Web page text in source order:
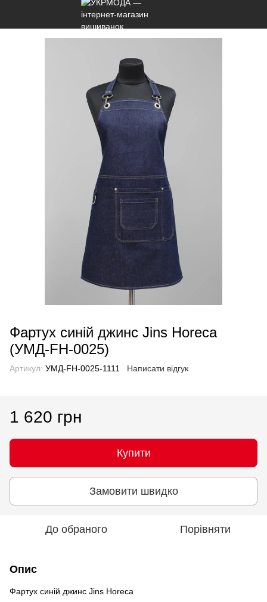
Фартух синій джинс Jins Horeca
(УМД-FH-0025)
Артикул: УМД-FH-0025-1111 Написати відгук
1 620 грн
Купити
Замовити швидко
До обраного Порівняти
Опис
Фартух синій джинс Jins Horeca